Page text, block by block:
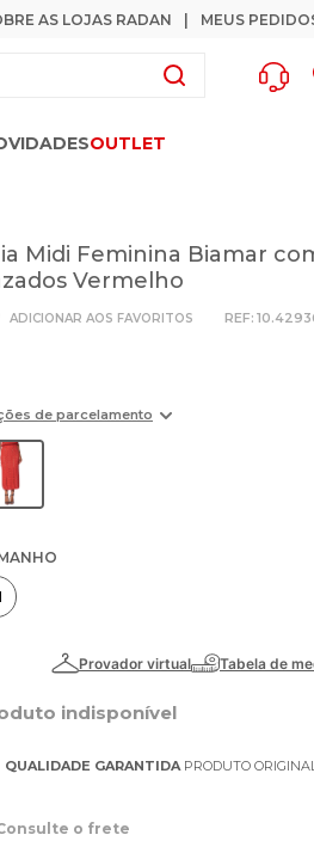
AS LOJAS RADAN MEUS
OUTLET
Midi Feminina Biamar
Vermelho
:
de parcelamento
indisponível
QUALIDADE GARANTIDAPRODUTO
o frete